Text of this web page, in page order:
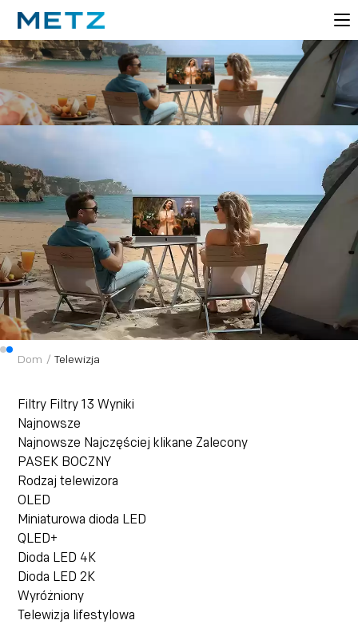
Dom / Telewizja
Filtry Filtry 13 Wyniki
Najnowsze
Najnowsze Najczęściej klikane Zalecony
PASEK BOCZNY
Rodzaj telewizora
OLED
Miniaturowa dioda LED
QLED+
Dioda LED 4K
Dioda LED 2K
Wyróżniony
Telewizja lifestylowa